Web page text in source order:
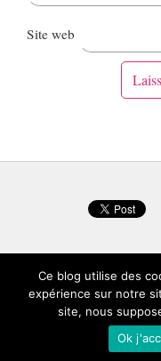
Site web
© 2026 Copyright
Ce blog utilise des
expérience sur notre
site, nous
Ok